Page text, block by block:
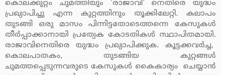
കൊലക്കുറ്റം ചുമത്തിയും 'രാജാവി' നെതിരെ യുദ്ധം
പ്രഖ്യാപിച്ചു എന്ന കുറ്റത്തിനും തൂക്കിലേറ്റി. കലാപം
തുടങ്ങി ഒരു മാസം പിന്നിട്ടതോടെത്തന്നെ കേസുകള്‍
തീര്‍പ്പാക്കാനായി പ്രത്യേക കോടതികള്‍ സ്ഥാപിതമായി.
രാജാവിനെതിരെ യുദ്ധം പ്രഖ്യാപിക്കുക. കൂട്ടക്കവര്‍ച്ച,
കൊലപാതകം, തുടങ്ങിയ കുറ്റങ്ങള്‍
ചുമത്തപ്പെടുന്നവരുടെ കേസുകള്‍ കൈകാര്യം ചെയ്യാന്‍